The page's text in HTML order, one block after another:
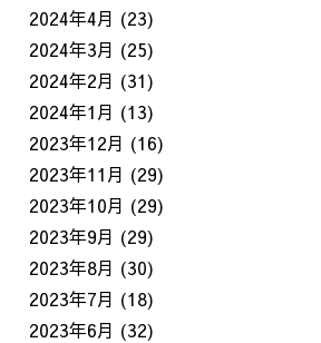
2024年4月 (23)
2024年3月 (25)
2024年2月 (31)
2024年1月 (13)
2023年12月 (16)
2023年11月 (29)
2023年10月 (29)
2023年9月 (29)
2023年8月 (30)
2023年7月 (18)
2023年6月 (32)